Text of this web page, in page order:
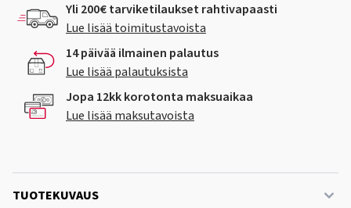
Yli 200€ tarviketilaukset rahtivapaasti
Lue lisää toimitustavoista
14 päivää ilmainen palautus
Lue lisää palautuksista
Jopa 12kk korotonta maksuaikaa
Lue lisää maksutavoista
TUOTEKUVAUS